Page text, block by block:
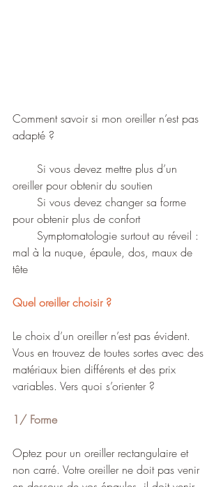
Comment savoir si mon oreiller n’est pas
adapté ?
Si vous devez mettre plus d’un
oreiller pour obtenir du soutien
Si vous devez changer sa forme
pour obtenir plus de confort
mal à la nuque, épaule, dos, maux de
tête
Quel oreiller choisir ?
Le choix d’un oreiller n’est pas évident.
Vous en trouvez de toutes sortes avec des
matériaux bien différents et des prix
variables. Vers quoi s’orienter ?
1/ Forme
Optez pour un oreiller rectangulaire et
non carré. Votre oreiller ne doit pas venir